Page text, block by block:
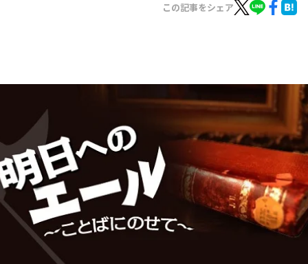
イベント・グッズ
会社情報
この記事をシェア